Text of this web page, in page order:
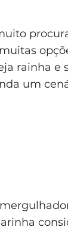
rainha e
um